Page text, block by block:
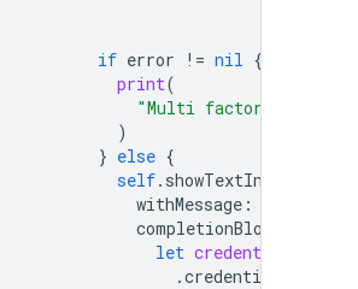
if error != nil {
print(
"Multi factor start
)
} else {
self. showTextInputPrompt
withMessage :
completionBlock
let credential
.credential